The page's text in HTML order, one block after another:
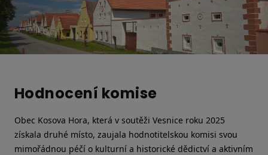
Hodnocení komise
Obec Kosova Hora, která v soutěži Vesnice roku 2025
získala druhé místo, zaujala hodnotitelskou komisi svou
mimořádnou péčí o kulturní a historické dědictví a aktivním